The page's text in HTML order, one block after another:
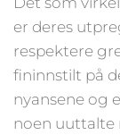
er deres
respektere
fininnstilt på
nyansene og
noen uuttalte